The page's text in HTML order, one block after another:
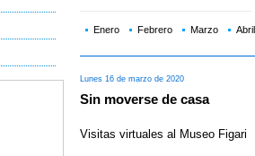
Enero Febrero Marzo Abril
Lunes 16 de marzo de 2020
Sin moverse de casa
Visitas virtuales al Museo Figari